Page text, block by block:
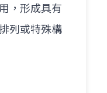
，形成具有
列或特殊構